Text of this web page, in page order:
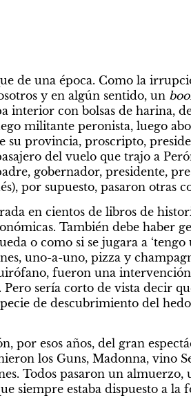
de una época. Como la
y en algún sentido, un
interior con bolsas de harina,
militante peronista, luego
provincia, proscripto,
del vuelo que trajo a
gobernador, presidente,
por supuesto, pasaron otras
en cientos de libros de
También debe haber
o como si se jugara a
uno-a-uno, pizza y
fueron una
Pero sería corto de vista decir
de descubrimiento del
por esos años, del gran
los Guns, Madonna, vino
Todos pasaron un
siempre estaba dispuesto a la